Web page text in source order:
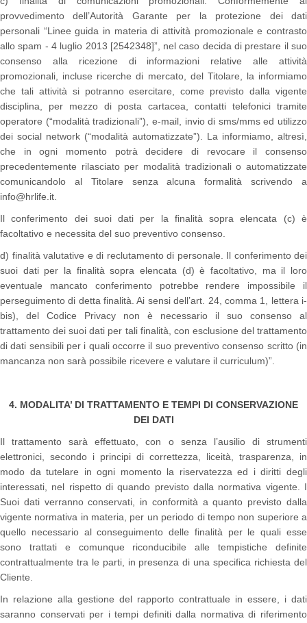
provvedimento dell’Autorità Garante per la protezione dei dati
personali “Linee guida in materia di attività promozionale e contrasto
allo spam - 4 luglio 2013 [2542348]”, nel caso decida di prestare il suo
consenso alla ricezione di informazioni relative alle attività
promozionali, incluse ricerche di mercato, del Titolare, la informiamo
che tali attività si potranno esercitare, come previsto dalla vigente
disciplina, per mezzo di posta cartacea, contatti telefonici tramite
operatore (“modalità tradizionali”), e-mail, invio di sms/mms ed utilizzo
dei social network (“modalità automatizzate”). La informiamo, altresì,
che in ogni momento potrà decidere di revocare il consenso
precedentemente rilasciato per modalità tradizionali o automatizzate
comunicandolo al Titolare senza alcuna formalità scrivendo a
info@hrlife.it.
Il conferimento dei suoi dati per la finalità sopra elencata (c) è
facoltativo e necessita del suo preventivo consenso.
d) finalità valutative e di reclutamento di personale. Il conferimento dei
suoi dati per la finalità sopra elencata (d) è facoltativo, ma il loro
eventuale mancato conferimento potrebbe rendere impossibile il
perseguimento di detta finalità. Ai sensi dell’art. 24, comma 1, lettera i-
bis), del Codice Privacy non è necessario il suo consenso al
trattamento dei suoi dati per tali finalità, con esclusione del trattamento
di dati sensibili per i quali occorre il suo preventivo consenso scritto (in
mancanza non sarà possibile ricevere e valutare il curriculum)”.
4. MODALITA’ DI TRATTAMENTO E TEMPI DI CONSERVAZIONE
DEI DATI
Il trattamento sarà effettuato, con o senza l’ausilio di strumenti
elettronici, secondo i principi di correttezza, liceità, trasparenza, in
modo da tutelare in ogni momento la riservatezza ed i diritti degli
interessati, nel rispetto di quando previsto dalla normativa vigente. I
Suoi dati verranno conservati, in conformità a quanto previsto dalla
vigente normativa in materia, per un periodo di tempo non superiore a
quello necessario al conseguimento delle finalità per le quali esse
sono trattati e comunque riconducibile alle tempistiche definite
contrattualmente tra le parti, in presenza di una specifica richiesta del
Cliente.
In relazione alla gestione del rapporto contrattuale in essere, i dati
saranno conservati per i tempi definiti dalla normativa di riferimento